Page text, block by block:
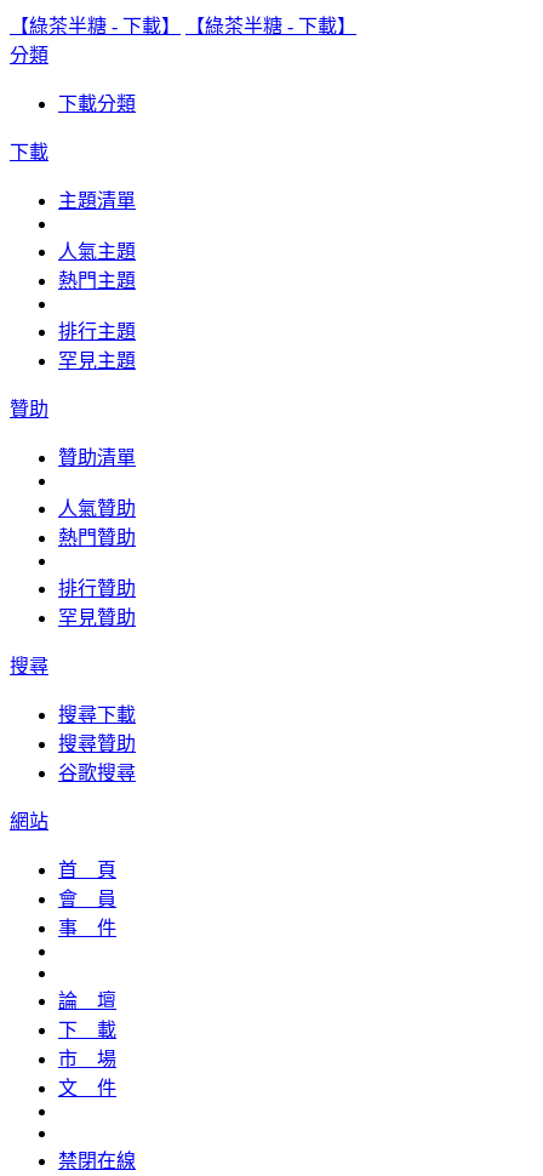
【綠茶半糖 - 下載】
【綠茶半糖 - 下載】
分類
下載分類
下載
主題清單
人氣主題
熱門主題
排行主題
罕見主題
贊助
贊助清單
人氣贊助
熱門贊助
排行贊助
罕見贊助
搜尋
搜尋下載
搜尋贊助
谷歌搜尋
網站
首 頁
會 員
事 件
論 壇
下 載
市 場
文 件
禁閉在線